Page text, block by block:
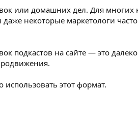
или домашних дел. Для
некоторые маркетологи
подкастов на сайте — это
этот формат.